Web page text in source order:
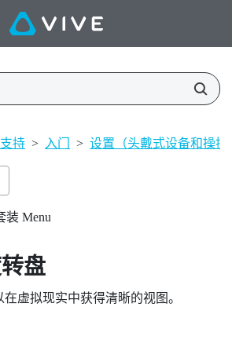
持 > 入门 > 设置（头戴式设备和操控
装 Menu
盘
虚拟现实中获得清晰的视图。